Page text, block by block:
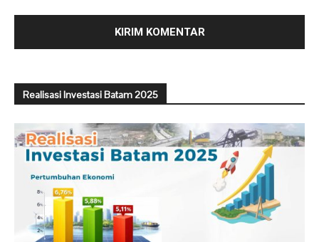
Realisasi Investasi Batam 2025